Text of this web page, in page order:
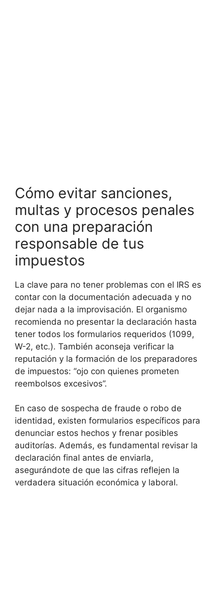
Cómo evitar sanciones,
multas y procesos penales
con una preparación
responsable de tus
impuestos
La clave para no tener problemas con el IRS es
contar con la documentación adecuada y no
dejar nada a la improvisación. El organismo
recomienda no presentar la declaración hasta
tener todos los formularios requeridos (1099,
W-2, etc.). También aconseja verificar la
reputación y la formación de los preparadores
de impuestos: “ojo con quienes prometen
reembolsos excesivos”.
En caso de sospecha de fraude o robo de
identidad, existen formularios específicos para
denunciar estos hechos y frenar posibles
auditorías. Además, es fundamental revisar la
declaración final antes de enviarla,
asegurándote de que las cifras reflejen la
verdadera situación económica y laboral.